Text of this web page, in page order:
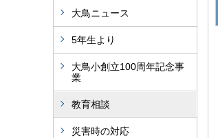
大鳥ニュース
5年生より
大鳥小創立100周年記念事
業
教育相談
災害時の対応